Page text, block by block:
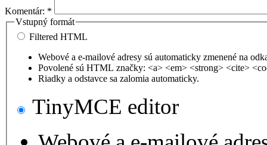
Komentár: *
Vstupný formát
Filtered HTML
Webové a e-mailové adresy sú automaticky zmenené na
Povolené sú HTML značky: <a> <em> <strong> <cite>
Riadky a odstavce sa zalomia automaticky.
TinyMCE editor